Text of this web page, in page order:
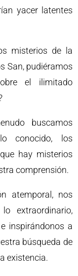
yacer latentes
misterios de la
San, pudiéramos
el ilimitado
buscamos
conocido, los
hay misterios
comprensión.
atemporal, nos
extraordinario,
inspirándonos a
búsqueda de
existencia.